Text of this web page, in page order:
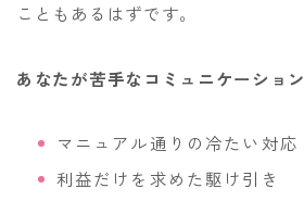
こともあるはずです。
あなたが苦手なコミュニケーション
マニュアル通りの冷たい対応
利益だけを求めた駆け引き